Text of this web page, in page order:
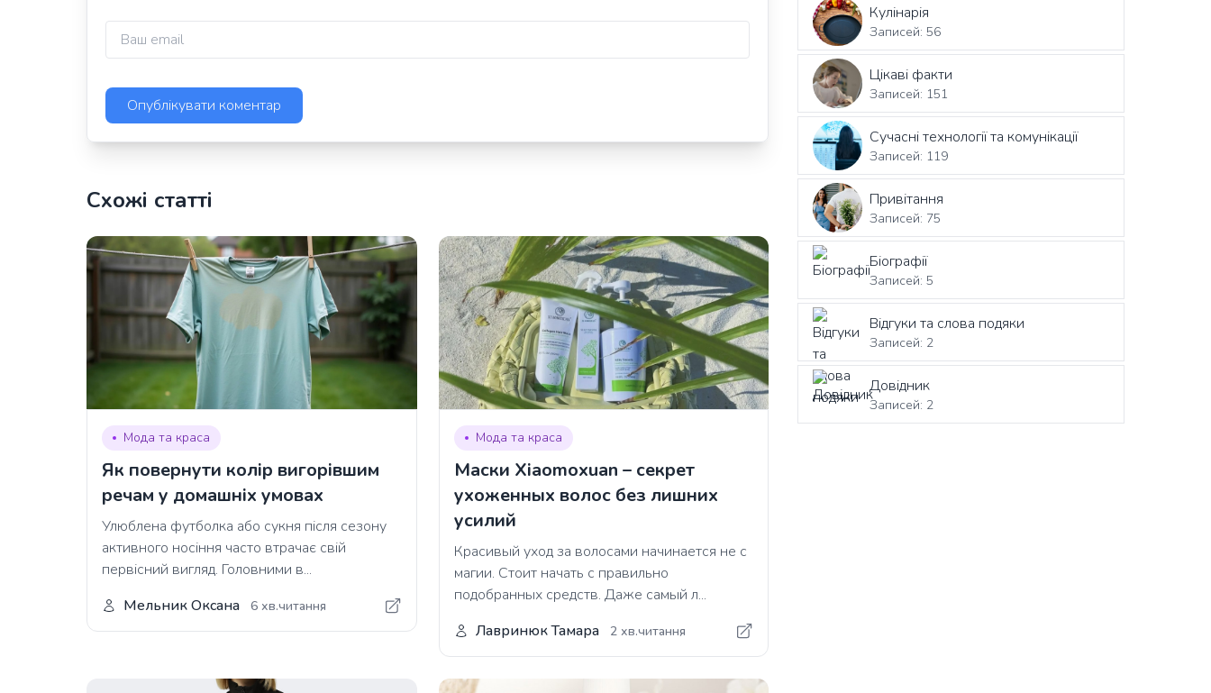
Схожі статті
Мода та краса
Як повернути колір вигорівшим
речам у домашніх умовах
Улюблена футболка або сукня після сезону
активного носіння часто втрачає свій
первісний вигляд. Головними в...
Мельник Оксана
6 хв.читання
Мода та краса
Маски Xiaomoxuan – секрет
ухоженных волос без лишних
усилий
Красивый уход за волосами начинается не с
магии. Стоит начать с правильно
подобранных средств. Даже самый л...
Лавринюк Тамара
2 хв.читання
Кулінарія
Записей: 56
Цікаві факти
Записей: 151
Сучасні технології та комунікації
Записей: 119
Привітання
Записей: 75
Біографії
Записей: 5
Відгуки та слова подяки
Записей: 2
Довідник
Записей: 2